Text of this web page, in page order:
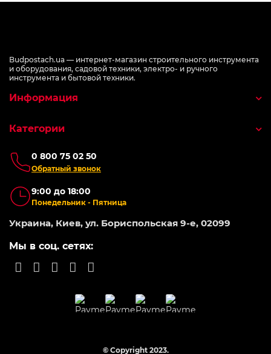
Budpostach.ua — интернет-магазин строительного инструмента
и оборудования, садовой техники, электро- и ручного
инструмента и бытовой техники.
0 800 75 02 50
Обратный звонок
9:00 до 18:00
Понедельник - Пятница
Украина, Киев, ул. Бориспольская 9-е, 02099
Мы в соц. сетях:
Информация
Категории
© Copyright 2023.